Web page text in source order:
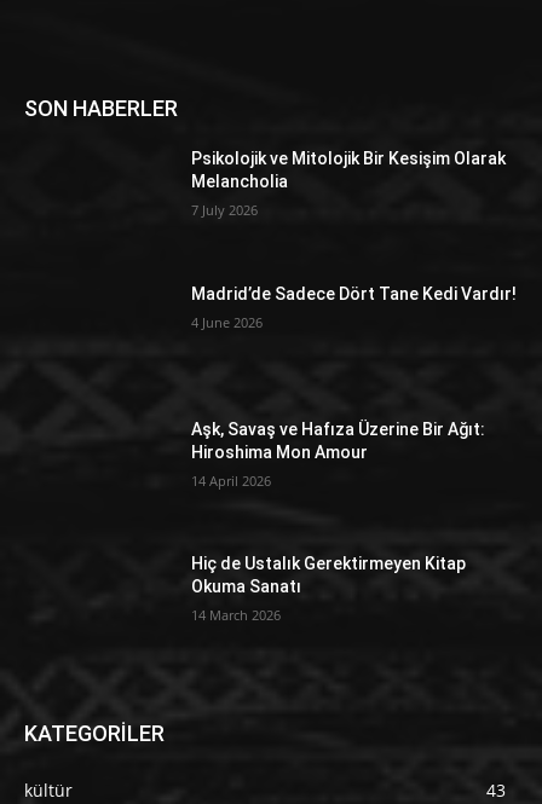
SON HABERLER
Psikolojik ve Mitolojik Bir Kesişim Olarak
Melancholia
7 July 2026
Madrid’de Sadece Dört Tane Kedi Vardır!
4 June 2026
Aşk, Savaş ve Hafıza Üzerine Bir Ağıt:
Hiroshima Mon Amour
14 April 2026
Hiç de Ustalık Gerektirmeyen Kitap
Okuma Sanatı
14 March 2026
KATEGORİLER
kültür
43